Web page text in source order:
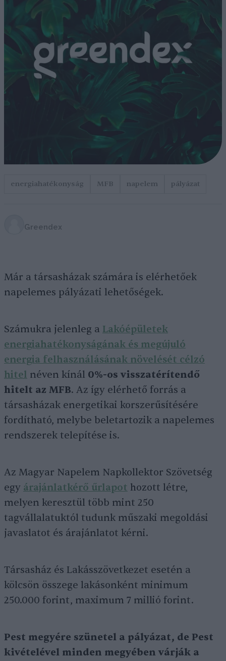
energiahatékonyság MFB napelem pályázat
Greendex
Már a társasházak számára is elérhetőek
napelemes pályázati lehetőségek.
Számukra jelenleg a Lakóépületek
energiahatékonyságának és megújuló
energia felhasználásának növelését célzó
hitel néven kínál 0%-os visszatérítendő
hitelt az MFB. Az így elérhető forrás a
társasházak energetikai korszerűsítésére
fordítható, melybe beletartozik a napelemes
rendszerek telepítése is.
Az Magyar Napelem Napkollektor Szövetség
egy árajánlatkérő űrlapot hozott létre,
melyen keresztül több mint 250
tagvállalatuktól tudunk műszaki megoldási
javaslatot és árajánlatot kérni.
Társasház és Lakásszövetkezet esetén a
kölcsön összege lakásonként minimum
250.000 forint, maximum 7 millió forint.
Pest megyére szünetel a pályázat, de Pest
kivételével minden megyében várják a